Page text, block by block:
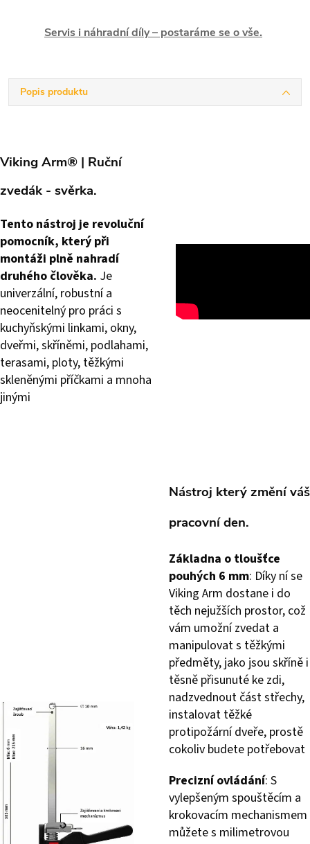
Servis i náhradní díly – postaráme se o vše.
Popis produktu
Viking Arm® | Ruční
zvedák - svěrka.
Tento nástroj je revoluční
pomocník, který při
montáži plně nahradí
druhého člověka. Je
univerzální, robustní a
neocenitelný pro práci s
kuchyňskými linkami, okny,
dveřmi, skříněmi, podlahami,
terasami, ploty, těžkými
skleněnými příčkami a mnoha
jinými
Nástroj který změní váš
pracovní den.
Základna o tloušťce
pouhých 6 mm: Díky ní se
Viking Arm dostane i do
těch nejužších prostor, což
vám umožní zvedat a
manipulovat s těžkými
předměty, jako jsou skříně i
těsně přisunuté ke zdi,
nadzvednout část střechy,
instalovat těžké
protipožární dveře, prostě
cokoliv budete potřebovat
Precizní ovládání: S
vylepšeným spouštěcím a
krokovacím mechanismem
můžete s milimetrovou